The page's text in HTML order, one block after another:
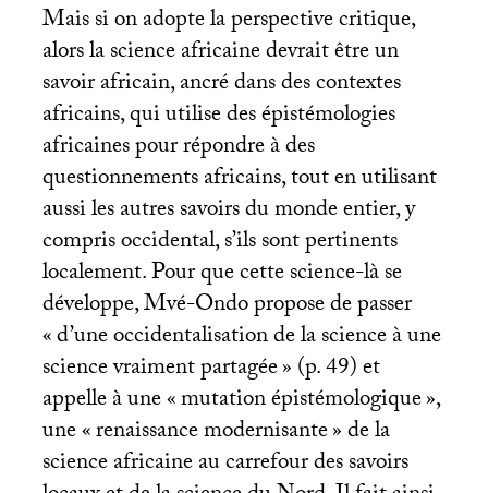
Mais si on adopte la perspective critique,
alors la science africaine devrait être un
savoir africain, ancré dans des contextes
africains, qui utilise des épistémologies
africaines pour répondre à des
questionnements africains, tout en utilisant
aussi les autres savoirs du monde entier, y
compris occidental, s’ils sont pertinents
localement. Pour que cette science-là se
développe, Mvé-Ondo propose de passer
«d’une occidentalisation de la science à une
science vraiment partagée» (p. 49) et
appelle à une «mutation épistémologique»,
une «renaissance modernisante» de la
science africaine au carrefour des savoirs